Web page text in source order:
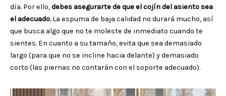
día. Por ello,debes asegurarte de que el cojín del asiento sea
el adecuado.La espuma de baja calidad no durará mucho, así
que busca algo que no te moleste de inmediato cuando te
sientes. En cuanto a su tamaño, evita que sea demasiado
largo (para que no se incline hacia delante) y demasiado
corto (las piernas no contarán con el soporte adecuado).